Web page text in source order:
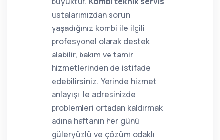
ustalarımızdan sorun
yaşadığınız kombi ile ilgili
profesyonel olarak destek
alabilir, bakım ve tamir
hizmetlerinden de istifade
edebilirsiniz. Yerinde hizmet
anlayışı ile adresinizde
problemleri ortadan kaldırmak
adına haftanın her günü
güleryüzlü ve çözüm odaklı